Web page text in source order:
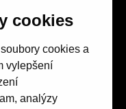
cookies
cookies a
vylepšení
analýzy